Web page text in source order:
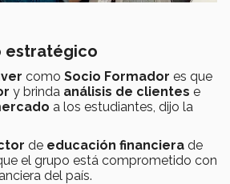
estratégico
como Socio Formador es que
y brinda análisis de clientes e
a los estudiantes, dijo la
de educación financiera de
el grupo está comprometido con
del país.